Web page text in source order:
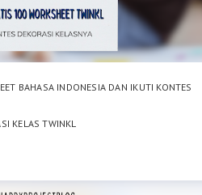
BAHASA INDONESIA DAN IKUTI KONTES
KELAS TWINKL